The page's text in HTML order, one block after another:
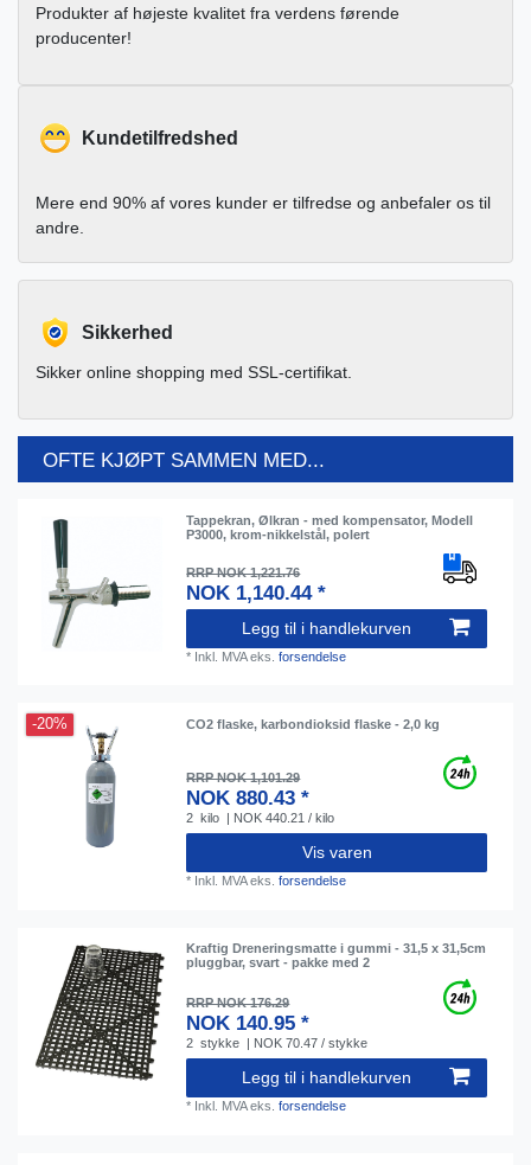
Produkter af højeste kvalitet fra verdens førende
producenter!
Kundetilfredshed
Mere end 90% af vores kunder er tilfredse og anbefaler os til
andre.
Sikkerhed
Sikker online shopping med SSL-certifikat.
OFTE KJØPT SAMMEN MED...
Tappekran, Ølkran - med kompensator, Modell
P3000, krom-nikkelstål, polert
RRP NOK 1,221.76
NOK 1,140.44 *
Legg til i handlekurven
* Inkl. MVAeks.forsendelse
-20% CO2 flaske, karbondioksid flaske - 2,0 kg
RRP NOK 1,101.29
NOK 880.43 *
2 kilo | NOK 440.21 / kilo
Vis varen
* Inkl. MVAeks.forsendelse
Kraftig Dreneringsmatte i gummi - 31,5 x 31,5cm
pluggbar, svart - pakke med 2
RRP NOK 176.29
NOK 140.95 *
2 stykke | NOK 70.47 / stykke
Legg til i handlekurven
* Inkl. MVAeks.forsendelse